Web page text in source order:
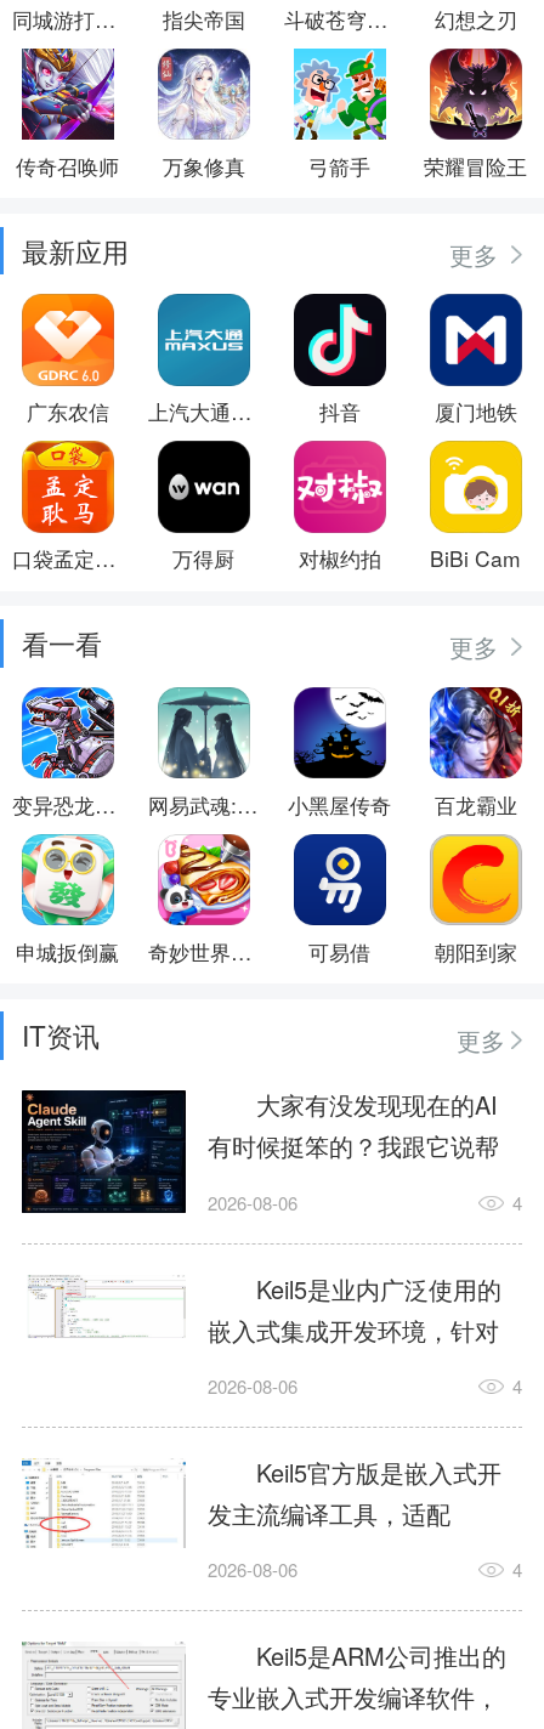
同城游打大尖 指尖帝国 斗破苍穹：异火重燃 幻想之刃
传奇召唤师 万象修真 弓箭手 荣耀冒险王
最新应用 更多
广东农信 上汽大通MAXUS 抖音 厦门地铁
口袋孟定耿马 万得厨 对椒约拍 BiBi Cam
看一看 更多
变异恐龙模拟器 网易武魂:花与剑 小黑屋传奇 百龙霸业
申城扳倒赢 奇妙世界美食 可易借 朝阳到家
IT资讯
更多
大家有没发现现在的AI
有时候挺笨的？我跟它说帮
我订个明天早上的闹钟，它
这样？因为AI，就是个只会
耍嘴皮子的书呆子。它脑子
里有海量知识，但没有真正
激发出来实力。而
AgentSkill，就是给AI大脑装
上的一双机械手，它真的能
解决很多问题。1什么是
AgentSkillSkill指...
2026-08-06 4
Keil5是业内广泛使用的
嵌入式集成开发环境，针对
ARM、51内核单片机提供编
力，代码编译稳定，调试工
具成熟，大量开源项目基于
该平台开发。新项目需要单
独下载对应芯片支持包，新
手配置难度较高，正版商业
授权费用不菲，未授权版本
存在程序容量限制，适合硬
2026-08-06 4
Keil5官方版是嵌入式开
发主流编译工具，适配
STM32、51单片机等多款芯
在线调试、代码仿真，兼容
众多厂商芯片安装包。软件
需要手动添加器件库，初次
2026-08-06 4
Keil5是ARM公司推出的
专业嵌入式开发编译软件，